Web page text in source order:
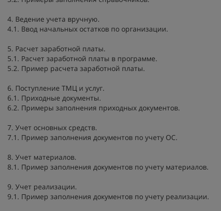
4. Ведение учета вручную.
4.1. Ввод начальных остатков по организации.
5. Расчет заработной платы.
5.1. Расчет заработной платы в программе.
5.2. Пример расчета заработной платы.
6. Поступление ТМЦ и услуг.
6.1. Приходные документы.
6.2. Примеры заполнения приходных документов.
7. Учет основных средств.
7.1. Пример заполнения документов по учету ОС.
8. Учет материалов.
8.1. Пример заполнения документов по учету материалов.
9. Учет реализации.
9.1. Пример заполнения документов по учету реализации.